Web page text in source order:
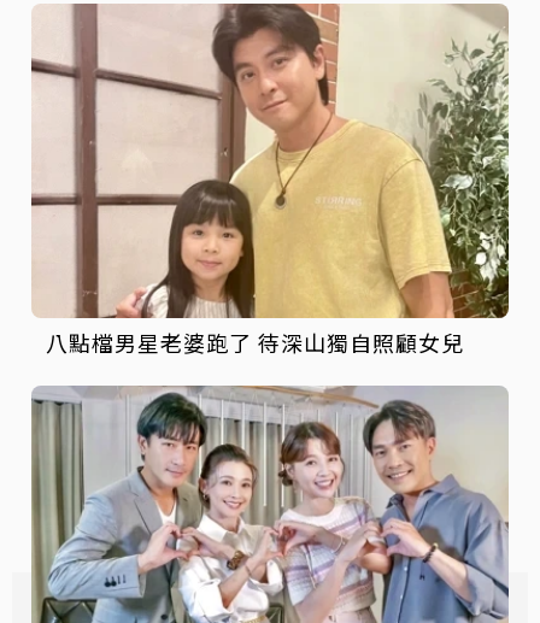
八點檔男星老婆跑了 待深山獨自照顧女兒